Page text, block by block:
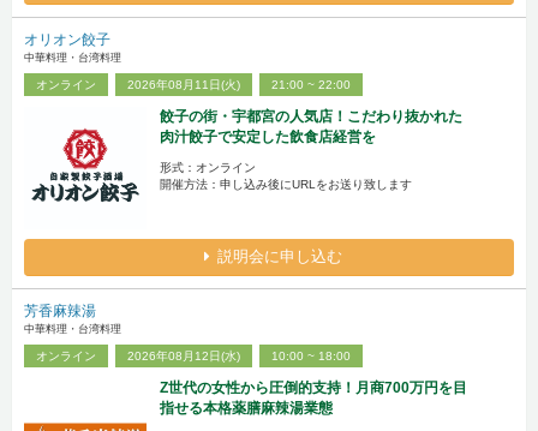
オリオン餃子
中華料理・台湾料理
オンライン 2026年08月11日(火) 21:00 ~ 22:00
餃子の街・宇都宮の人気店！こだわり抜かれた
肉汁餃子で安定した飲食店経営を
形式：オンライン
開催方法：申し込み後にURLをお送り致します
説明会に申し込む
芳香麻辣湯
中華料理・台湾料理
オンライン 2026年08月12日(水) 10:00 ~ 18:00
Z世代の女性から圧倒的支持！月商700万円を目
指せる本格薬膳麻辣湯業態